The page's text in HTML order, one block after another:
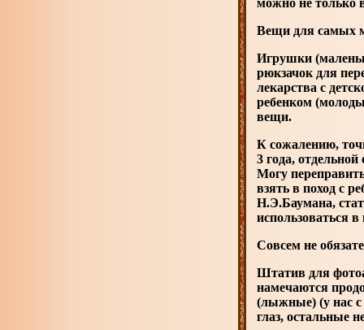
можно не только
Вещи для самых
Игрушки
рюкзачок для
лекарства с
ребенком
вещи.
К сожалению,
3 года,
Могу
взять в поход с
Н.Э.Баумана,
использоваться
Совсем не
Штатив для
намечаются
(лыжные) (у нас с
глаз, остальные